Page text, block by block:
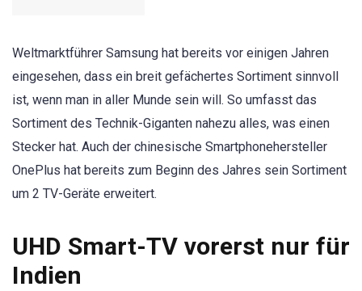
Weltmarktführer Samsung hat bereits vor einigen Jahren
eingesehen, dass ein breit gefächertes Sortiment sinnvoll
ist, wenn man in aller Munde sein will. So umfasst das
Sortiment des Technik-Giganten nahezu alles, was einen
Stecker hat. Auch der chinesische Smartphonehersteller
OnePlus hat bereits zum Beginn des Jahres sein Sortiment
um 2 TV-Geräte erweitert.
UHD Smart-TV vorerst nur für
Indien